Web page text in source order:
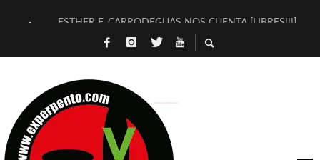
ESTHER F. CARRODEGUAS NOS CUENTA [LIBRES!!!]
[TERRA DE GUAPES] DE SANDRA MONFORT
TIMBRE 4, LA ESCUELA DEL DIRECTOR TEATRAL CLAUDIO
30 AÑOS (NO ES NADA) DE LA KATARSIS DEL TOMATAZO
MILITARES JUDÍAS EN #EXVITA